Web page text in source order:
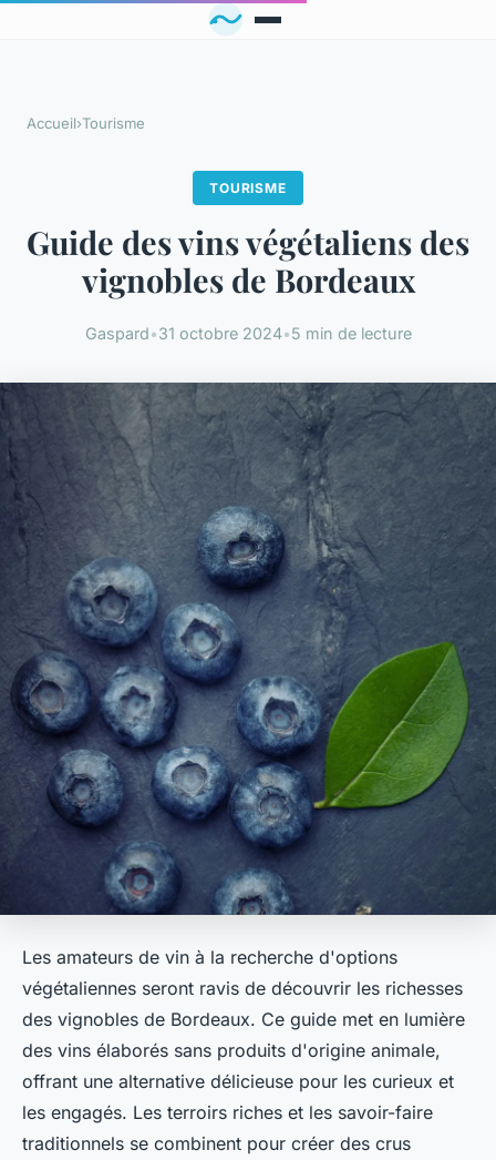
Accueil›Tourisme
TOURISME
Guide des vins végétaliens des
vignobles de Bordeaux
Gaspard•31 octobre 2024•5 min de lecture
Les amateurs de vin à la recherche d'options
végétaliennes seront ravis de découvrir les richesses
des vignobles de Bordeaux. Ce guide met en lumière
des vins élaborés sans produits d'origine animale,
offrant une alternative délicieuse pour les curieux et
les engagés. Les terroirs riches et les savoir-faire
traditionnels se combinent pour créer des crus